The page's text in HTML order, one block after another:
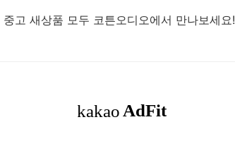
고 새상품 모두 코튼오디오에서 만나보세요!